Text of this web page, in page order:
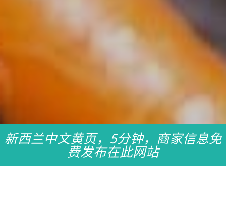
新西兰中文黄页，5分钟，商家信息免
费发布在此网站